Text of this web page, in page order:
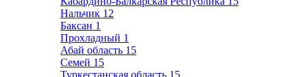
Нальчик 12
Баксан 1
Прохладный 1
Абай область 15
Семей 15
Туркестанская область 15